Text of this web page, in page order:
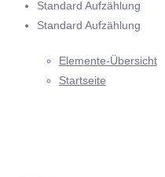
Standard Aufzählung
Standard Aufzählung
Elemente-Übersicht
Startseite